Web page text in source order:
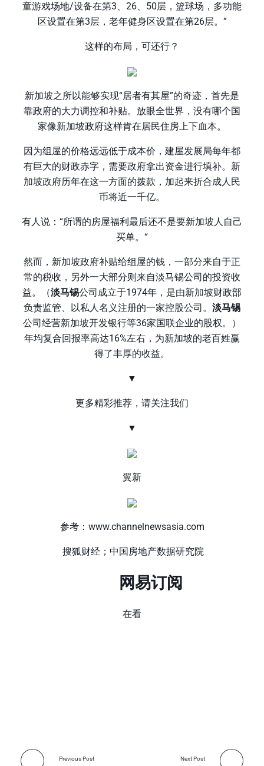
童游戏场地/设备在第3、26、50层，篮球场，多功能
区设置在第3层，老年健身区设置在第26层。”
这样的布局，可还行？
新加坡之所以能够实现“居者有其屋”的奇迹，首先是
靠政府的大力调控和补贴。放眼全世界，没有哪个国
家像新加坡政府这样肯在居民住房上下血本。
因为组屋的价格远远低于成本价，建屋发展局每年都
有巨大的财政赤字，需要政府拿出资金进行填补。新
加坡政府历年在这一方面的拨款，加起来折合成人民
币将近一千亿。
有人说：“所谓的房屋福利最后还不是要新加坡人自己
买单。“
然而，新加坡政府补贴给组屋的钱，一部分来自于正
常的税收，另外一大部分则来自淡马锡公司的投资收
益。（淡马锡公司成立于1974年，是由新加坡财政部
负责监管、以私人名义注册的一家控股公司。 淡马锡
公司经营新加坡开发银行等36家国联企业的股权。）
年均复合回报率高达16%左右，为新加坡的老百姓赢
得了丰厚的收益。
▼
更多精彩推荐，请关注我们
▼
翼新
参考：www.channelnewsasia.com
搜狐财经；中国房地产数据研究院
网易订阅
在看
Previous Post Next Post